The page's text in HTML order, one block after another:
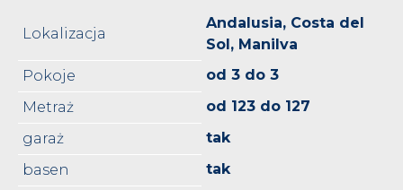
Lokalizacja
Andalusia, Costa del
Sol, Manilva
Pokoje
od 3 do 3
Metraż
od 123 do 127
garaż
tak
basen
tak